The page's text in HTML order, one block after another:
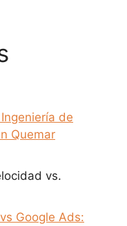
de
Quemar
vs.
Google Ads: